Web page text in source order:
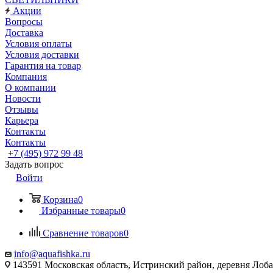
Акции
Вопросы
Доставка
Условия оплаты
Условия доставки
Гарантия на товар
Компания
О компании
Новости
Отзывы
Карьера
Контакты
Контакты
+7 (495) 972 99 48
Задать вопрос
Войти
Корзина0
Избранные товары0
Сравнение товаров0
info@aquafishka.ru
143591 Московская область, Истринский район, деревня